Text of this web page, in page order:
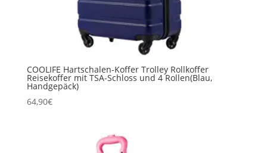
COOLIFE Hartschalen-Koffer Trolley Rollkoffer
Reisekoffer mit TSA-Schloss und 4 Rollen(Blau,
Handgepäck)
64,90€